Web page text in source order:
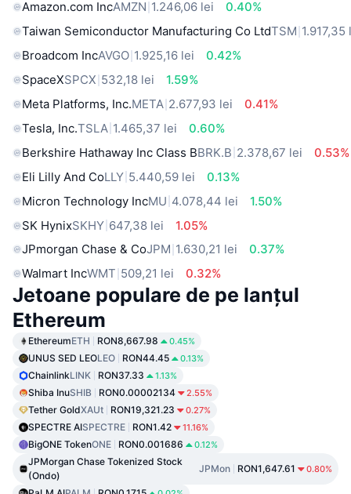
Amazon.com IncAMZN 1.246,06 lei
0.40%
Taiwan Semiconductor Manufacturing Co LtdTSM 1.917,35
Broadcom IncAVGO 1.925,16 lei
0.42%
SpaceXSPCX 532,18 lei
1.59%
Meta Platforms, Inc.META 2.677,93 lei
0.41%
Tesla, Inc.TSLA 1.465,37 lei
0.60%
Berkshire Hathaway Inc Class BBRK.B 2.378,67 lei
0.53%
Eli Lilly And CoLLY 5.440,59 lei
0.13%
Micron Technology IncMU 4.078,44 lei
1.50%
SK HynixSKHY 647,38 lei
1.05%
JPmorgan Chase & CoJPM 1.630,21 lei
0.37%
Walmart IncWMT 509,21 lei 0.32%
Jetoane populare de pe lanțul
Ethereum
EthereumETH RON8,667.98 0.45%
UNUS SED LEOLEO RON44.45 0.13%
ChainlinkLINK RON37.33 1.13%
Shiba InuSHIB RON0.00002134 2.55%
Tether GoldXAUt RON19,321.23 0.27%
SPECTRE AISPECTRE RON1.42 11.16%
BigONE TokenONE RON0.001686 0.12%
JPMorgan Chase Tokenized Stock
(Ondo)
JPMon RON1,647.61 0.80%